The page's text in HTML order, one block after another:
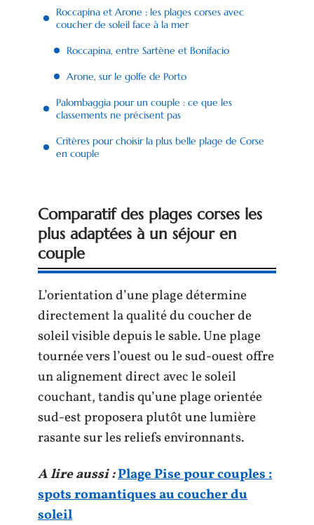
Roccapina et Arone : les plages corses avec
coucher de soleil face à la mer
Roccapina, entre Sartène et Bonifacio
Arone, sur le golfe de Porto
Palombaggia pour un couple : ce que les
classements ne précisent pas
Critères pour choisir la plus belle plage de Corse
en couple
Comparatif des plages corses les
plus adaptées à un séjour en
couple
L’orientation d’une plage détermine
directement la qualité du coucher de
soleil visible depuis le sable. Une plage
tournée vers l’ouest ou le sud-ouest offre
un alignement direct avec le soleil
couchant, tandis qu’une plage orientée
sud-est proposera plutôt une lumière
rasante sur les reliefs environnants.
A lire aussi :Plage Pise pour couples :
spots romantiques au coucher du
soleil